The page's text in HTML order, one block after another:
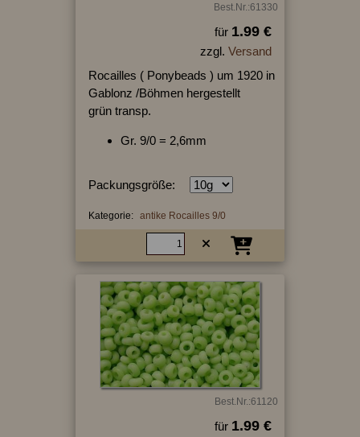
Best.Nr.:61330
für 1.99 €
zzgl. Versand
Rocailles ( Ponybeads ) um 1920 in
Gablonz /Böhmen hergestellt
grün transp.
Gr. 9/0 = 2,6mm
Packungsgröße:
Kategorie: antike Rocailles 9/0
Best.Nr.:61120
für 1.99 €